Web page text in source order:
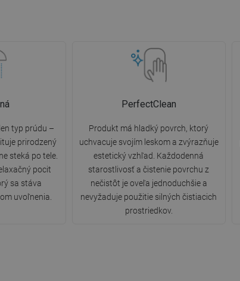
typ prúdu –
prirodzený
steká po tele.
pocit
sa stáva
uvoľnenia.
PerfectClean
Produkt má hladký povrch, ktorý
uchvacuje svojím leskom a zvýrazňuje
estetický vzhľad. Každodenná
starostlivosť a čistenie povrchu z
nečistôt je oveľa jednoduchšie a
nevyžaduje použitie silných čistiacich
prostriedkov.